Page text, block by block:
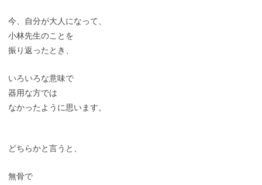
今、自分が大人になって、
小林先生のことを
振り返ったとき、
いろいろな意味で
器用な方では
なかったように思います。
どちらかと言うと、
無骨で